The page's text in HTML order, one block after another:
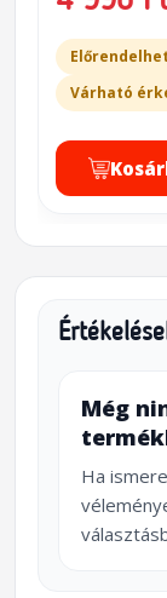
Várható
Még
Ha